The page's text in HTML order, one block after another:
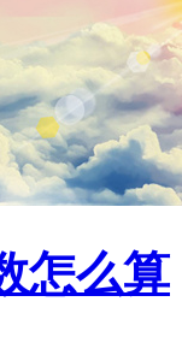
怎么算